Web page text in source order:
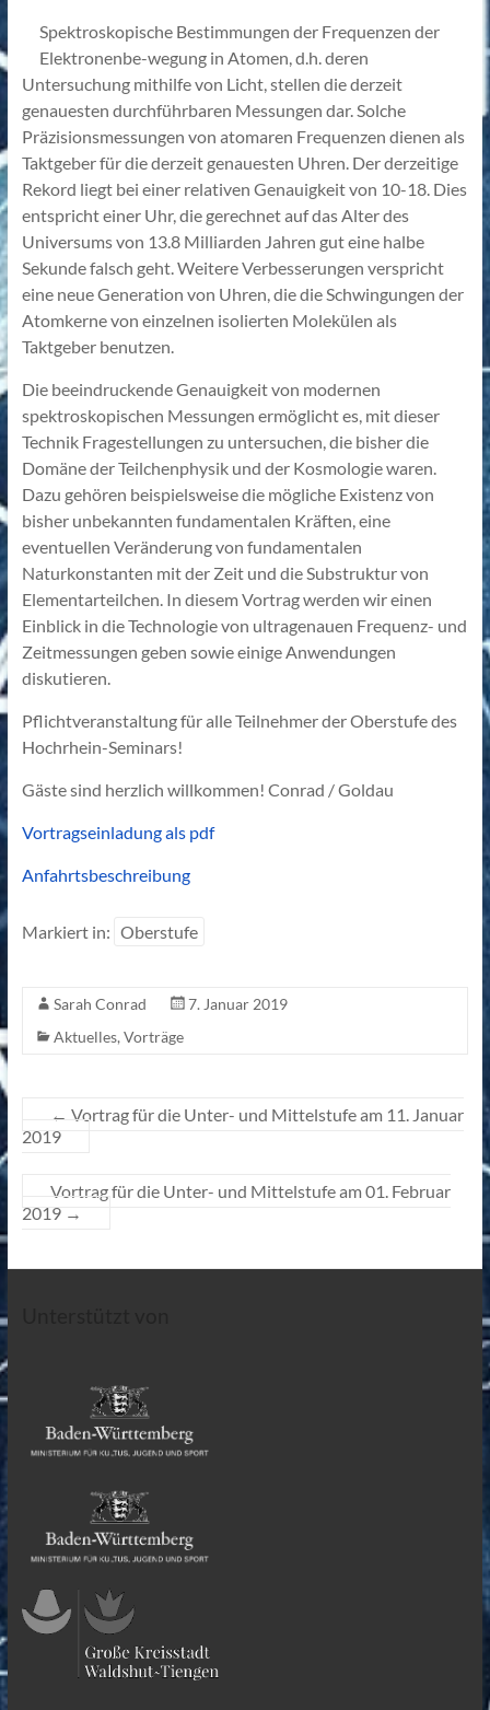
Spektroskopische Bestimmungen der Frequenzen der
Elektronenbe-wegung in Atomen, d.h. deren
Untersuchung mithilfe von Licht, stellen die derzeit
genauesten durchführbaren Messungen dar. Solche
Präzisionsmessungen von atomaren Frequenzen dienen als
Taktgeber für die derzeit genauesten Uhren. Der derzeitige
Rekord liegt bei einer relativen Genauigkeit von 10-18. Dies
entspricht einer Uhr, die gerechnet auf das Alter des
Universums von 13.8 Milliarden Jahren gut eine halbe
Sekunde falsch geht. Weitere Verbesserungen verspricht
eine neue Generation von Uhren, die die Schwingungen der
Atomkerne von einzelnen isolierten Molekülen als
Taktgeber benutzen.
Die beeindruckende Genauigkeit von modernen
spektroskopischen Messungen ermöglicht es, mit dieser
Technik Fragestellungen zu untersuchen, die bisher die
Domäne der Teilchenphysik und der Kosmologie waren.
Dazu gehören beispielsweise die mögliche Existenz von
bisher unbekannten fundamentalen Kräften, eine
eventuellen Veränderung von fundamentalen
Naturkonstanten mit der Zeit und die Substruktur von
Elementarteilchen. In diesem Vortrag werden wir einen
Einblick in die Technologie von ultragenauen Frequenz- und
Zeitmessungen geben sowie einige Anwendungen
diskutieren.
Pflichtveranstaltung für alle Teilnehmer der Oberstufe des
Hochrhein-Seminars!
Gäste sind herzlich willkommen! Conrad / Goldau
Vortragseinladung als pdf
Anfahrtsbeschreibung
Markiert in: Oberstufe
Sarah Conrad
7. Januar 2019
Aktuelles, Vorträge
← Vortrag für die Unter- und Mittelstufe am 11. Januar
2019
Vortrag für die Unter- und Mittelstufe am 01. Februar
2019 →